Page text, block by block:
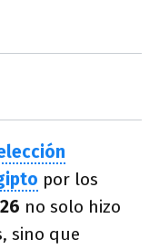
por los
no solo hizo
sino que